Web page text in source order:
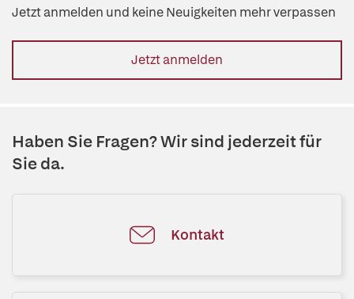
Jetzt anmelden und keine Neuigkeiten mehr verpassen
Jetzt anmelden
Haben Sie Fragen? Wir sind jederzeit für
Sie da.
Kontakt